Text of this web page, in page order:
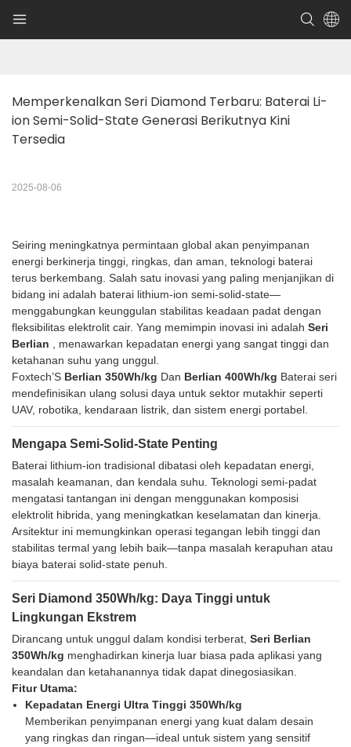
Memperkenalkan Seri Diamond Terbaru: Baterai Li-
ion Semi-Solid-State Generasi Berikutnya Kini
Tersedia
2025-08-06
Seiring meningkatnya permintaan global akan penyimpanan
energi berkinerja tinggi, ringkas, dan aman, teknologi baterai
terus berkembang. Salah satu inovasi yang paling menjanjikan di
bidang ini adalah baterai lithium-ion semi-solid-state—
menggabungkan keunggulan stabilitas keadaan padat dengan
fleksibilitas elektrolit cair. Yang memimpin inovasi ini adalah Seri
Berlian , menawarkan kepadatan energi yang sangat tinggi dan
ketahanan suhu yang unggul.
Foxtech’S Berlian 350Wh/kg Dan Berlian 400Wh/kg Baterai seri
mendefinisikan ulang solusi daya untuk sektor mutakhir seperti
UAV, robotika, kendaraan listrik, dan sistem energi portabel.
Mengapa Semi-Solid-State Penting
Baterai lithium-ion tradisional dibatasi oleh kepadatan energi,
masalah keamanan, dan kendala suhu. Teknologi semi-padat
mengatasi tantangan ini dengan menggunakan komposisi
elektrolit hibrida, yang meningkatkan keselamatan dan kinerja.
Arsitektur ini memungkinkan operasi tegangan lebih tinggi dan
stabilitas termal yang lebih baik—tanpa masalah kerapuhan atau
biaya baterai solid-state penuh.
Seri Diamond 350Wh/kg: Daya Tinggi untuk
Lingkungan Ekstrem
Dirancang untuk unggul dalam kondisi terberat, Seri Berlian
350Wh/kg menghadirkan kinerja luar biasa pada aplikasi yang
keandalan dan ketahanannya tidak dapat dinegosiasikan.
Fitur Utama:
Kepadatan Energi Ultra Tinggi 350Wh/kg
Memberikan penyimpanan energi yang kuat dalam desain
yang ringkas dan ringan—ideal untuk sistem yang sensitif